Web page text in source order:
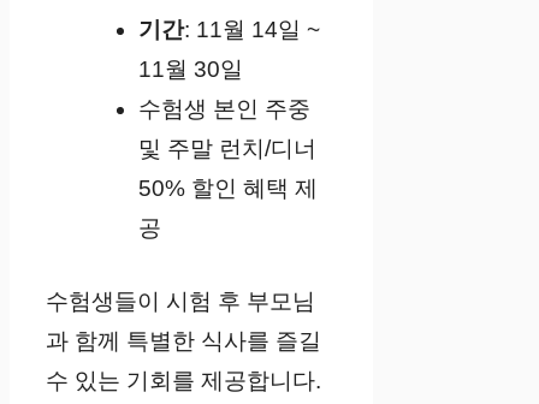
기간: 11월 14일 ~
11월 30일
수험생 본인 주중
및 주말 런치/디너
50% 할인 혜택 제
공
수험생들이 시험 후 부모님
과 함께 특별한 식사를 즐길
수 있는 기회를 제공합니다.